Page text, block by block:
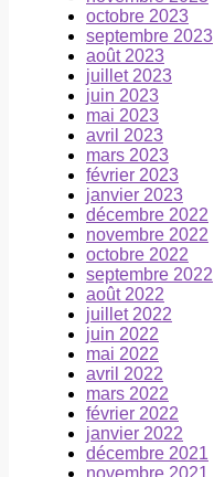
octobre 2023
septembre 2023
août 2023
juillet 2023
juin 2023
mai 2023
avril 2023
mars 2023
février 2023
janvier 2023
décembre 2022
novembre 2022
octobre 2022
septembre 2022
août 2022
juillet 2022
juin 2022
mai 2022
avril 2022
mars 2022
février 2022
janvier 2022
décembre 2021
novembre 2021